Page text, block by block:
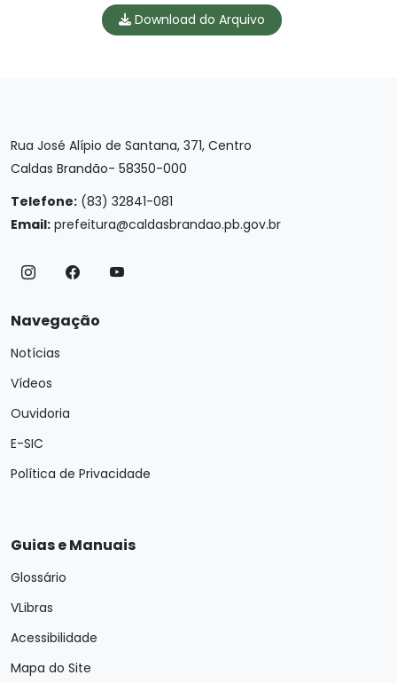
Download do Arquivo
Rua José Alípio de Santana, 371, Centro
Caldas Brandão- 58350-000
Telefone: (83) 32841-081
Email: prefeitura@caldasbrandao.pb.gov.br
Navegação
Notícias
Vídeos
Ouvidoria
E-SIC
Política de Privacidade
Guias e Manuais
Glossário
VLibras
Acessibilidade
Mapa do Site